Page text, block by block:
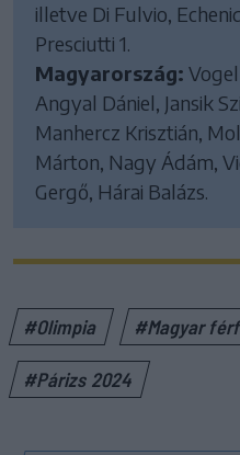
illetve Di Fulvio,
Presciutti 1.
Magyarország:
Angyal Dániel, Jansik
Manhercz Krisztián,
Márton, Nagy Ádám,
Gergő, Hárai Balázs.
#Olimpia #Magyar
#Párizs 2024